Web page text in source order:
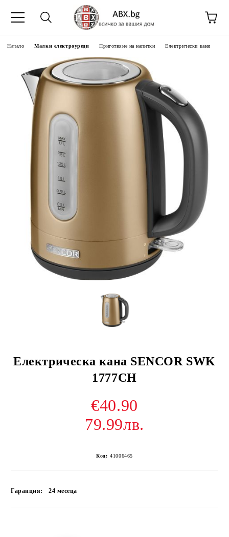
Начало Малки електроуреди Приготвяне на напитки Електрически кани
Електрическа кана SENCOR SWK
1777CH
€40.90
79.99лв.
Код: 41006465
Гаранция: 24 месеца